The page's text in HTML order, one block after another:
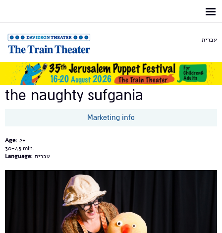
עברית
the naughty sufgania
Marketing info
Age: 2+
30-45
Language: עברית